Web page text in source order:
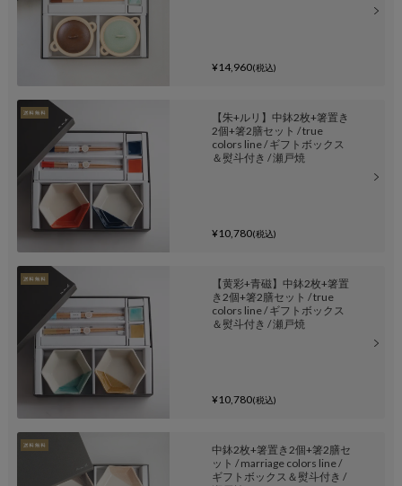
¥14,960(税込)
【朱+ルリ】中鉢2枚+箸置き
2個+箸2膳セット / true
colors line / ギフトボックス
＆熨斗付き / 瀬戸焼
¥10,780(税込)
【黄彩+青磁】中鉢2枚+箸置
き2個+箸2膳セット / true
colors line / ギフトボックス
＆熨斗付き / 瀬戸焼
¥10,780(税込)
中鉢2枚+箸置き2個+箸2膳セ
ット / marriage colors line /
ギフトボックス＆熨斗付き /